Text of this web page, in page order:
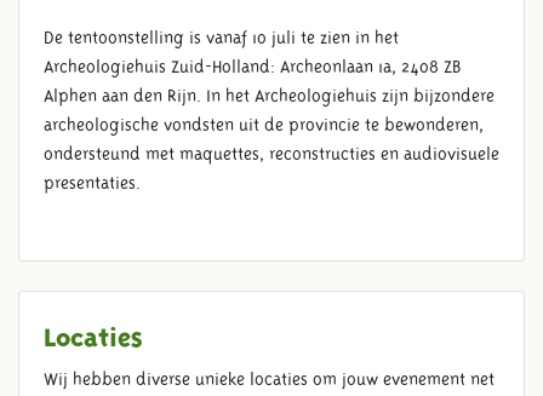
De tentoonstelling is vanaf 10 juli te zien in het
Archeologiehuis Zuid-Holland: Archeonlaan 1a, 2408 ZB
Alphen aan den Rijn. In het Archeologiehuis zijn bijzondere
archeologische vondsten uit de provincie te bewonderen,
ondersteund met maquettes, reconstructies en audiovisuele
presentaties.
Locaties
Wij hebben diverse unieke locaties om jouw evenement net